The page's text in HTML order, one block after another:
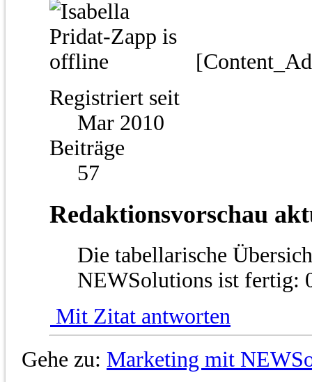
Registriert seit
Mar 2010
Beiträge
57
Redaktionsvorschau
Die tabellarische
NEWSolutions ist fertig:
Mit Zitat antworten
Gehe zu: Marketing mit